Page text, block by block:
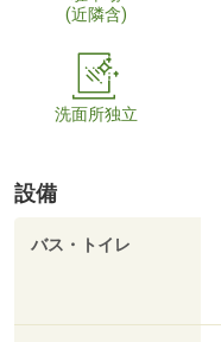
(近隣含)
洗面所独立
設備
バス・トイレ